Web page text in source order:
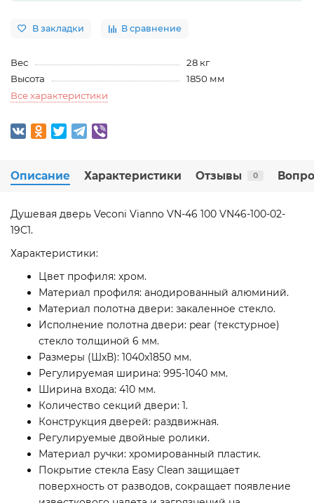
В закладки В сравнение
Вес
28 кг
Высота
1850 мм
Все характеристики
Описание Характеристики Отзывы 0
Душевая дверь Veconi Vianno VN-46 100 VN46-100-02-
19C1.
Характеристики:
Цвет профиля: хром.
Материал профиля: анодированный алюминий.
Материал полотна двери: закаленное стекло.
Исполнение полотна двери: pear (текстурное)
стекло толщиной 6 мм.
Размеры (ШхВ): 1040x1850 мм.
Регулируемая ширина: 995-1040 мм.
Ширина входа: 410 мм.
Количество секций двери: 1.
Конструкция дверей: раздвижная.
Регулируемые двойные ролики.
Материал ручки: хромированный пластик.
Покрытие стекла Easy Clean защищает
поверхность от разводов, сокращает появление